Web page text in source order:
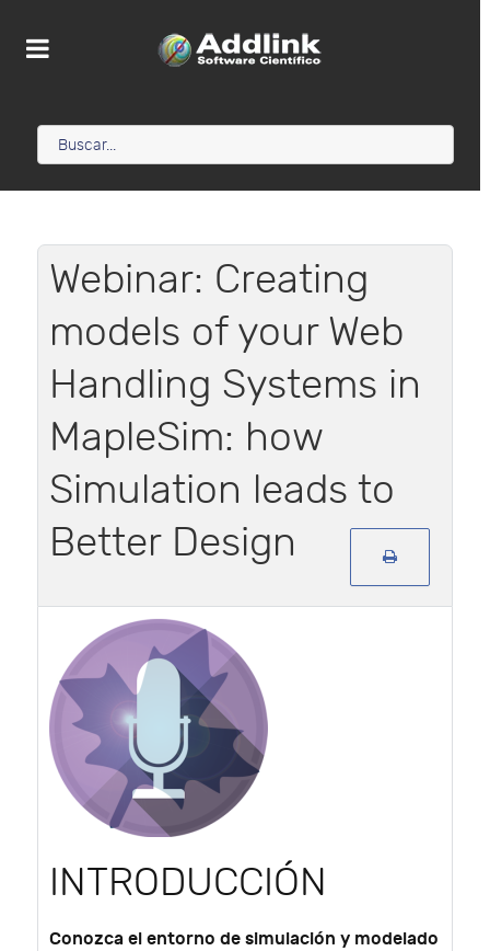
Webinar: Creating
models of your Web
Handling Systems in
MapleSim: how
Simulation leads to
Better Design
INTRODUCCIÓN
Conozca el entorno de simulación y modelado